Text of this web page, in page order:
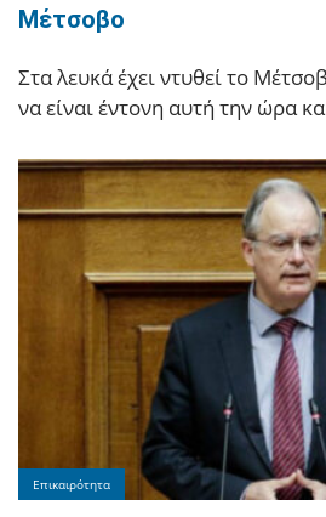
Μέτσοβο
Στα λευκά έχει ντυθεί το
να είναι έντονη αυτή την ώρα
Επικαιρότητα